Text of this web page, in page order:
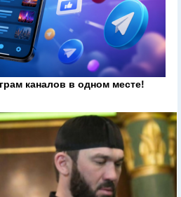
каналов в одном месте!